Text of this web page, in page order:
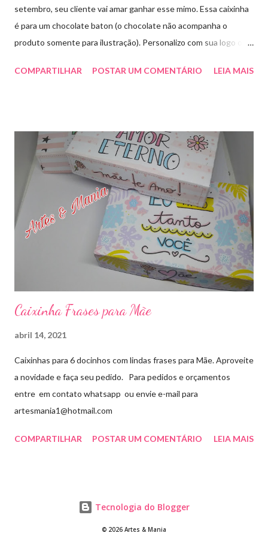
setembro, seu cliente vai amar ganhar esse mimo. Essa caixinha
é para um chocolate baton (o chocolate não acompanha o
produto somente para ilustração). Personalizo com sua logo ou
e orçamentos entre em contato whatsapp ou envie e-mail para
COMPARTILHAR POSTAR UM COMENTÁRIO LEIA MAIS
Caixinha Frases para Mãe
abril 14, 2021
Caixinhas para 6 docinhos com lindas frases para Mãe. Aproveite
a novidade e faça seu pedido. Para pedidos e orçamentos
entre em contato whatsapp ou envie e-mail para
artesmania1@hotmail.com
COMPARTILHAR POSTAR UM COMENTÁRIO LEIA MAIS
Tecnologia do Blogger
© 2026 Artes & Mania